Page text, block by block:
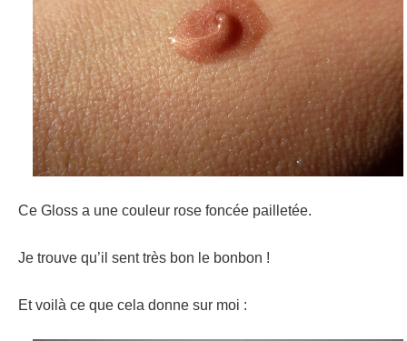
Ce Gloss a une couleur rose foncée pailletée.
Je trouve qu’il sent très bon le bonbon !
Et voilà ce que cela donne sur moi :